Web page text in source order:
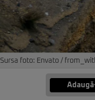
Sursa foto: Envato /